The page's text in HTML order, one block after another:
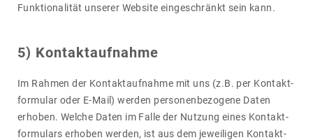
Funk­tio­na­lität unserer Website einge­schränkt sein kann.
5) Kontakt­auf­nahme
Im Rahmen der Kontakt­auf­nahme mit uns (z.B. per Kontakt­
for­mular oder E-Mail) werden perso­nen­be­zo­gene Daten
erhoben. Welche Daten im Falle der Nutzung eines Kontakt­
for­mu­lars erhoben werden, ist aus dem jewei­ligen Kontakt­